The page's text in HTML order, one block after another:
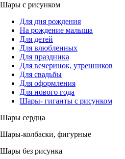
Шары с рисунком
Для дня рождения
На рождение малыша
Для детей
Для влюбленных
Для праздника
Для вечеринок, утренников
Для свадьбы
Для оформления
Для нового года
Шары- гиганты с рисунком
Шары сердца
Шары-колбаски, фигурные
Шары без рисунка